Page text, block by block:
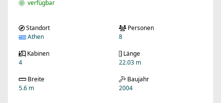
verfügbar
Standort
Athen
Personen
8
Kabinen
4
Länge
22.03 m
Breite
5.6 m
Baujahr
2004